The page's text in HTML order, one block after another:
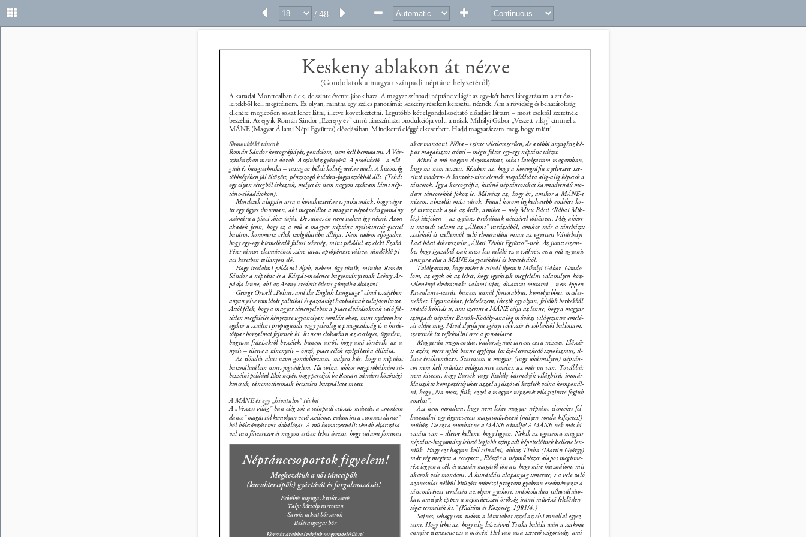
/ 48
MAGazin
Keskeny ablakon át nézve
(Gondolatok a magyar színpadi néptánc helyzetéről)
A kanadai Montrealban élek, de szinte évente járok haza. A magyar színpadi néptánc világát az egy-két hetes látogatásaim alatt ész-
leltekből kell megítélnem. Ez olyan, mintha egy széles panorámát keskeny réseken keresztül néznék. Ám a rövidség és behatároltság
ellenére meglepően sokat lehet látni, illetve következtetni. Legutóbb két elgondolkodtató előadást láttam – most ezekről szeretnék
beszélni. Az egyik Román Sándor „Ezeregy év” című táncszínházi produkciója volt, a másik Mihályi Gábor „Veszett világ” címmel a
MÁNE (Magyar Állami Népi Együttes) előadásában. Mindkettő eléggé elkeserített. Hadd magyarázzam meg, hogy miért!
Showvidéki táncok
Román Sándor koreográﬁáját, gondolom, nem kell bemutatni. A Vár-
színházban ment a darab. A színház gyönyörű. A produkció – a vilá-
gítás és hangtechnika – vastagon bélelt költségvetésre utalt. A közönség
többségében jól öltözött, pénzszagú kultúra-fogyasztókból állt. (Tehát
egy olyan rétegből érkeztek, melyet én nem nagyon szoktam látni nép-
tánc-előadásokon).
Mindezek alapján arra a következtetésre is juthatnánk, hogy végre
itt egy ügyes showman, aki megtalálta a magyar néptánchagyomány
számára a piaci siker útját. De sajnos én nem tudom így nézni. Azon
akadok fenn, hogy ez a mű a magyar néptánc nyelvkincsét giccsel
határos, kommersz célok szolgálatába állítja. Nem tudom elfogadni,
hogy egy-egy kiemelkedő falusi tehetség, mint például az eleki Szabó
Péter táncos-életművének színe-java, aprópénzre váltva, tündöklő pi-
aci keretben villanjon elő.
Hogy irodalmi példával éljek, nekem úgy tűnik, mintha Román
Sándor a néptánc és a Kárpát-medence hagyományainak Leőwy Ár-
pádja lenne, aki az Arany-eredetit ötletes gúnyába öltözteti.
George Orwell „Politics and the English Language” című esszéjében
anyanyelve romlását politikai és gazdasági hatásoknak tulajdonította.
Attól félek, hogy a magyar táncnyelvben a piaci elvárásoknak való fel-
tétlen megfelelés kényszere ugyanolyan romlást okoz, mint nyelvünkre
egykor a sztálini propaganda vagy jelenleg a piacgazdaság és a hirde-
tőipar borzalmai fejtenek ki. Itt nem elsősorban az esetleges, ügyetlen,
bugyuta frázisokról beszélek, hanem arról, hogy ami történik, az a
nyelv – illetve a táncnyelv – önző, piaci célok szolgálatba állítása.
Az előadás alatt azon gondolkoztam, milyen kár, hogy a néptánc
használatában nincs jogvédelem. Ha volna, akkor megpróbálnám rá-
beszélni például Elek népét, hogy pereljék be Román Sándort közösségi
kincsük, táncmotívumaik becstelen használata miatt.
A MÁNE és egy „hivatalos” tévhit
A „Veszett világ”-ban elég sok a színpadi csúszás-mászás, a „modern
dance” magát túl komolyan vevő szelleme, valamint a „contact dance”-
ból kölcsönzött test-dobálózás. A mű homoszexuális témák eljátszásá-
val van fűszerezve és nagyon erősen lehet érezni, hogy valami fontosat
akar mondani. Néha – szinte véletlenszerűen, de a többi anyaghoz ké-
pest magabiztos erővel – mégis feltör egy-egy néptánc idézet.
Mivel a mű nagyon elszomorított, sokat latolgattam magamban,
hogy mi nem tetszett. Részben az, hogy a koreográﬁa nyelvezete sze-
rinti modern- és kontakt-tánc elemek megoldására alig-alig képesek a
táncosok. Így a koreográﬁa, kitűnő néptáncosokat harmadrendű mo-
dern táncosokká fokoz le. Másrészt az, hogy én, amikor a MÁNE-t
nézem, abszolút mást várok. Fiatal korom legkedvesebb emlékei kö-
zé tartoznak azok az órák, amiket – még Micu Bácsi (Rábai Mik-
lós) idejében – az együttes próbáinak nézésével töltöttem. Még akkor
is maradt valami az „Állami” varázsából, amikor már a táncházas
szelektől és szellemtől való elmaradása miatt az együttest Vásárhelyi
Laci bácsi átkeresztelte „Állati Tévhit Együttes”-nek. Az jutott eszem-
be, hogy igazából csak most lett találó ez a csúfnév, ez a mű ugyanis
annyira elüt a MÁNE hagyatékától és hivatásától.
Találgattam, hogy miért is csinál ilyesmit Mihályi Gábor. Gondo-
lom, az egyik ok az lehet, hogy igyekszik megfelelni valamilyen köz-
véleményi elvárásnak: valami újat, divatosat mutatni – nem éppen
Riverdance-szerűt, hanem annál fontosabbat, komolyabbat, moder-
nebbet. Ugyanakkor, feltételezem, létezik egy olyan, felsőbb berkekből
induló kihívás is, ami szerint a MÁNE célja az lenne, hogy a magyar
színpadi néptánc Bartók-Kodály-analóg művészi világszintre emelé-
sét oldja meg. Mivel ilyesfajta igényt többször és többektől hallottam,
szeretnék itt reﬂektálni erre a gondolatra.
Magyarán megmondva, badarságnak tartom ezt a nézetet. Először
is azért, mert rejlik benne egyfajta lenéző-leereszkedő sznobizmus, il-
letve értékrendszer. Szerintem a magyar (vagy akármilyen) néptán-
cot nem kell művészi világszintre emelni: az már ott van. Továbbá:
nem hiszem, hogy Bartók vagy Kodály bármelyik világhírű, immár
klasszikus kompozíciójukat azzal a jelszóval kezdték volna komponál-
ni, hogy „Na most, ﬁúk, ezzel a magyar népzenét világszintre fogjuk
emelni”.
Azt nem mondom, hogy nem lehet magyar néptánc-elemeket fel-
használni egy úgynevezett magasművészeti (milyen ronda kifejezés!)
műhöz. De ezt a munkát ne a MÁNE csinálja! A MÁNE-nek más hi-
vatása van – illetve kellene, hogy legyen. Nekik az egyetemes magyar
néptánc-hagyomány lehető legjobb színpadi képviselőinek kellene len-
niük. Hogy ezt hogyan kell csinálni, ahhoz Tinka (Martin György)
már rég megírta a receptet: „Először a népművészet alapos megisme-
rése legyen a cél, és azután magától jön az, hogy mire használom, mit
akarok vele mondani. A kiindulási alapanyag ismerete, s a vele való
azonosulás nélkül kitűzött művészi program gyakran eredményezte a
táncművészet területén az olyan gyakori, indokolatlan stílusváltáso-
kat, amelyek éppen a népművészeti örökség iránti művészi felelőtlen-
séget termelték ki.” (Kultúra és Közösség, 1981/4.)
Sajnos, sehogy sem tudom a látottakat ezzel az elvi vonallal egyez-
tetni. Hogy lehet az, hogy alig húsz évvel Tinka halála után a szakma
ennyire elvesztette ezt a mércét? Hol van az a szerető szigorúság, ami
Néptánccsoportok figyelem!
Megkezdtük a női tánccipők
(karaktercipők) gyártását és forgalmazását!
Felsőbőr anyaga: kecske sevró
Talp: bőrtalp varrottan
Sarok: rakott bőr sarok
Bélés anyaga: bőr
Korrekt árakkal várjuk megrendelésüket!